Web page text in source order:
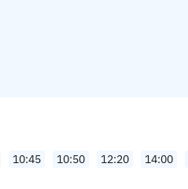
10:45 10:50 12:20 14:00